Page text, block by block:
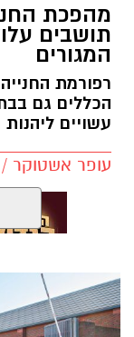
מהפכת
תושבים
המגורים
רפורמת
עשויים
עופר אשטוקר / 11:21 06.08.26
תגים:חנייה בבת